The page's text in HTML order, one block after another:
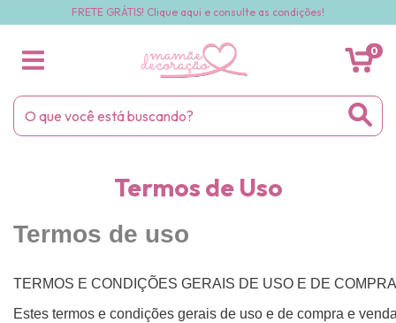
FRETE GRÁTIS! Clique aqui e consulte as condições!
0
Termos de Uso
Termos de uso
TERMOS E CONDIÇÕES GERAIS DE USO E DE
Estes termos e condições gerais de uso e de compra e